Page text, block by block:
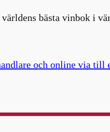
bästa vinbok i
och online via